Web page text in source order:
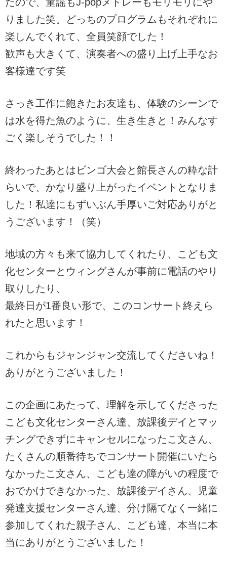
りました笑。どっちのプログラムもそれぞれに
楽しんでくれて、全員笑顔でした！
歓声も大きくて、演奏者への盛り上げ上手なお
客様達です笑
さっき工作に飽きたお友達も、体験のシーンで
は水を得た魚のように、生き生きと！みんなす
ごく楽しそうでした！！
終わったあとはビンゴ大会と館長さんの粋な計
らいで、かなり盛り上がったイベントとなりま
した！私達にもずいぶん手厚いご対応ありがと
うございます！（笑）
地域の方々も来て協力してくれたり、こども文
化センターとウィングさんが事前に電話のやり
取りしたり、
最終日が1番良い形で、このコンサート終えら
れたと思います！
これからもジャンジャン交流してくださいね！
ありがとうございました！
この企画にあたって、理解を示してくださった
こども文化センターさん達、放課後デイとマッ
チングできずにキャンセルになったこ文さん、
たくさんの順番待ちでコンサート開催にいたら
なかったこ文さん、こども達の障がいの程度で
おでかけできなかった、放課後デイさん、児童
発達支援センターさん達、分け隔てなく一緒に
参加してくれた親子さん、こども達、本当に本
当にありがとうございました！